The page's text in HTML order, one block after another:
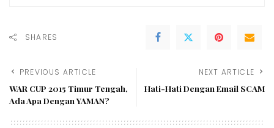
SHARES
PREVIOUS ARTICLE
WAR CUP 2015 Timur Tengah,
Ada Apa Dengan YAMAN?
NEXT ARTICLE
Hati-Hati Dengan Email SCAM